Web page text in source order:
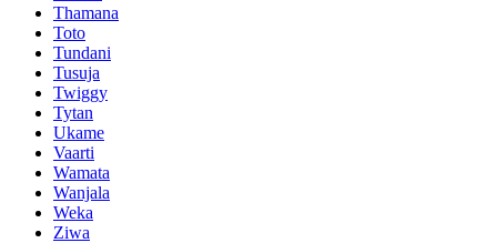
Thamana
Toto
Tundani
Tusuja
Twiggy
Tytan
Ukame
Vaarti
Wamata
Wanjala
Weka
Ziwa